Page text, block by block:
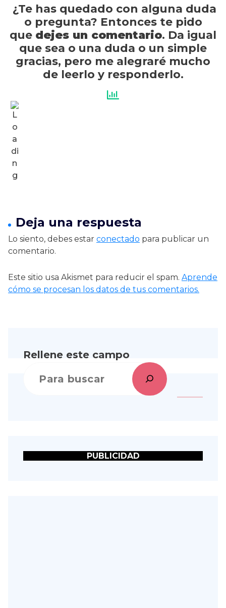
¿Te has quedado con alguna duda
o pregunta? Entonces te pido
que dejes un comentario. Da igual
que sea o una duda o un simple
gracias, pero me alegraré mucho
de leerlo y responderlo.
Deja una respuesta
Lo siento, debes estar conectado para publicar un
comentario.
Este sitio usa Akismet para reducir el spam. Aprende
cómo se procesan los datos de tus comentarios.
Rellene este campo
PUBLICIDAD